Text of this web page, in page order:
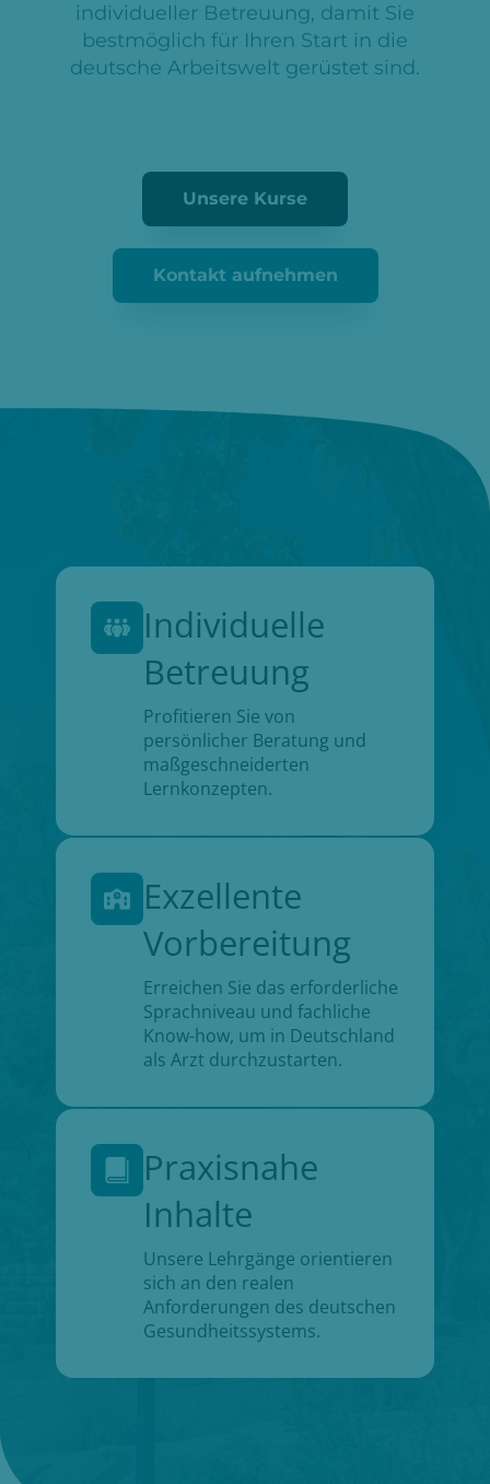
individueller Betreuung, damit Sie
bestmöglich für Ihren Start in die
deutsche Arbeitswelt gerüstet sind.
Unsere Kurse
Kontakt aufnehmen
Individuelle
Betreuung
Profitieren Sie von
persönlicher Beratung und
maßgeschneiderten
Lernkonzepten.
Exzellente
Vorbereitung
Erreichen Sie das erforderliche
Sprachniveau und fachliche
Know-how, um in Deutschland
als Arzt durchzustarten.
Praxisnahe
Inhalte
Unsere Lehrgänge orientieren
sich an den realen
Anforderungen des deutschen
Gesundheitssystems.